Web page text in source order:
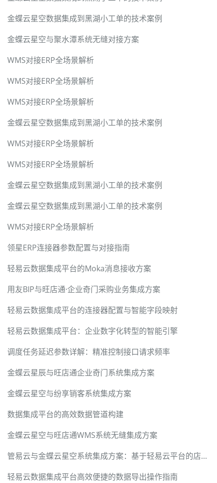
金蝶云星空数据集成到黑湖小工单的技术案例
金蝶云星空与聚水潭系统无缝对接方案
WMS对接ERP全场景解析
WMS对接ERP全场景解析
WMS对接ERP全场景解析
金蝶云星空数据集成到黑湖小工单的技术案例
WMS对接ERP全场景解析
WMS对接ERP全场景解析
金蝶云星空数据集成到黑湖小工单的技术案例
金蝶云星空数据集成到黑湖小工单的技术案例
WMS对接ERP全场景解析
领星ERP连接器参数配置与对接指南
轻易云数据集成平台的Moka消息接收方案
用友BIP与旺店通·企业奇门采购业务集成方案
轻易云数据集成平台的连接器配置与智能字段映射
轻易云数据集成平台：企业数字化转型的智能引擎
调度任务延迟参数详解：精准控制接口请求频率
金蝶云星辰与旺店通企业奇门系统集成方案
金蝶云星空与纷享销客系统集成方案
数据集成平台的高效数据管道构建
金蝶云星空与旺店通WMS系统无缝集成方案
管易云与金蝶云星空系统集成方案：基于轻易云平台的店铺查询与客户新增对接
轻易云数据集成平台高效便捷的数据导出操作指南